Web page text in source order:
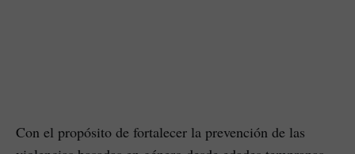
Con el propósito de fortalecer la prevención de las